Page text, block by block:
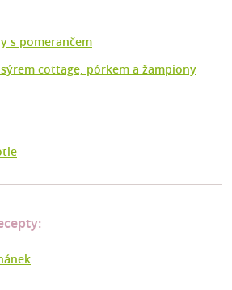
s pomerančem
cottage, pórkem a žampiony